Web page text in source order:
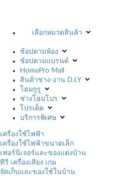
เลือกหมวดสินค้า
ช้อปตามห้อง
ช้อปตามแบรนด์
HomePro Mall
สินค้าช่าง-งาน D.I.Y
โฮมกูรู
ช่างโฮมโปร
โปรเด็ด
บริการพิเศษ
เครื่องใช้ไฟฟ้า
เครื่องใช้ไฟฟ้าขนาดเล็ก
เฟอร์นิเจอร์และของแต่งบ้าน
ทีวี เครื่องเสียง เกม
จัดเก็บและของใช้ในบ้าน